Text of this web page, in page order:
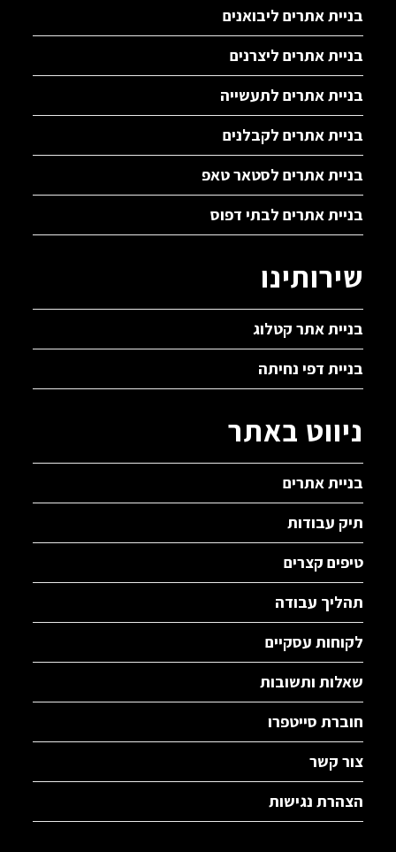
בניית אתרים ליבואנים
בניית אתרים ליצרנים
בניית אתרים לתעשייה
בניית אתרים לקבלנים
בניית אתרים לסטאר טאפ
בניית אתרים לבתי דפוס
שירותינו
בניית אתר קטלוג
בניית דפי נחיתה
ניווט באתר
בניית אתרים
תיק עבודות
טיפים קצרים
תהליך עבודה
לקוחות עסקיים
שאלות ותשובות
חוברת סייטפרו
צור קשר
הצהרת נגישות